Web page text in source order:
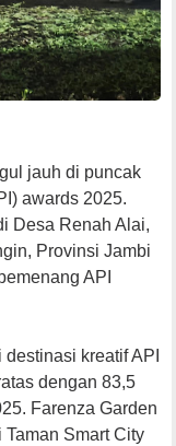
jauh di puncak
awards 2025.
Desa Renah Alai,
Provinsi Jambi
API
kreatif API
dengan 83,5
Farenza Garden
Smart City